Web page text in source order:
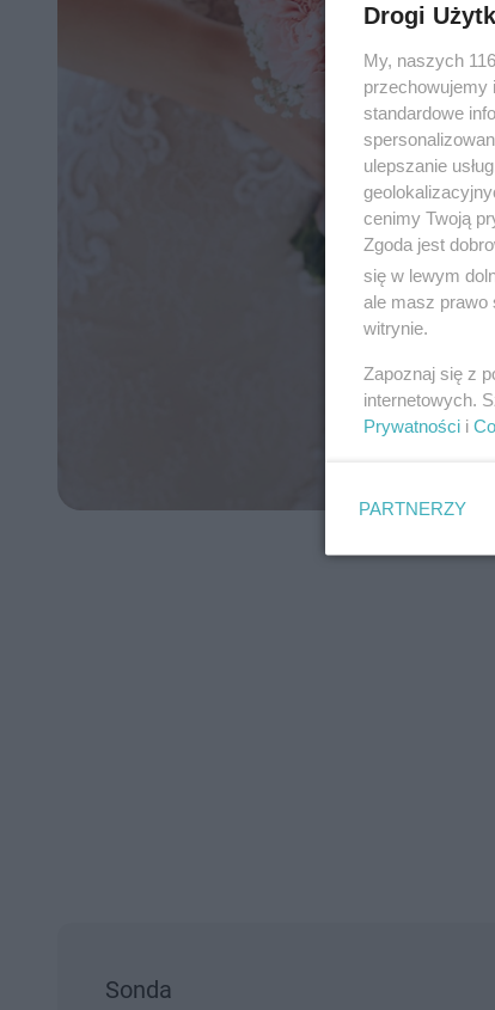
Sonda
Drogi
My, naszych
przechowujemy
standardowe
ulepszanie
cenimy Twoją
Zgoda jest
się w lewym
ale masz prawo
witrynie.
Zapoznaj się z
internetowych.
Prywatności i
PARTNERZY